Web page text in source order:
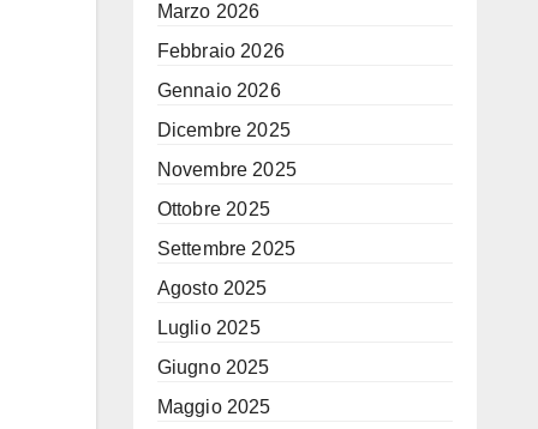
Marzo 2026
Febbraio 2026
Gennaio 2026
Dicembre 2025
Novembre 2025
Ottobre 2025
Settembre 2025
Agosto 2025
Luglio 2025
Giugno 2025
Maggio 2025